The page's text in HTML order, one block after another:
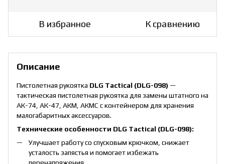
В избранное К сравнению
Описание
Пистолетная рукоятка DLG Tactical (DLG-098) —
тактическая пистолетная рукоятка для замены штатного на
АК-74, АК-47, АКМ, АКМС с контейнером для хранения
малогабаритных аксессуаров.
Технические особенности DLG Tactical (DLG-098):
Улучшает работу со спусковым крючком, снижает
усталость запястья и помогает избежать
перенапряжения.